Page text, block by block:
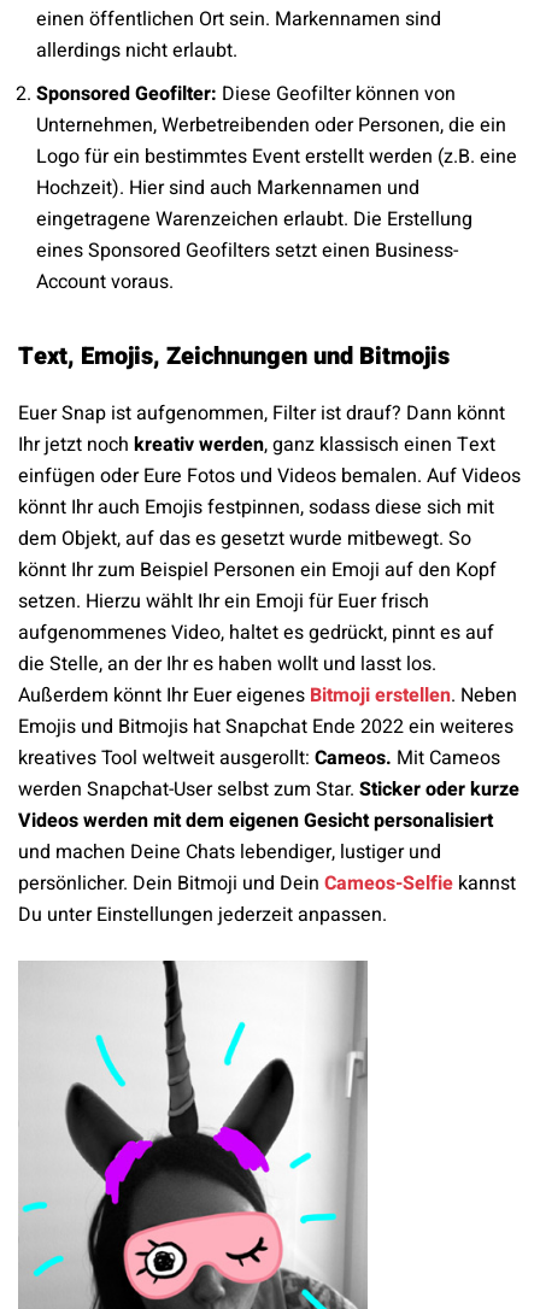
einen öffentlichen Ort sein. Markennamen sind
allerdings nicht erlaubt.
Sponsored Geofilter: Diese Geofilter können von
Unternehmen, Werbetreibenden oder Personen, die ein
Logo für ein bestimmtes Event erstellt werden (z.B. eine
Hochzeit). Hier sind auch Markennamen und
eingetragene Warenzeichen erlaubt. Die Erstellung
eines Sponsored Geofilters setzt einen Business-
Account voraus.
Text, Emojis, Zeichnungen und Bitmojis
Euer Snap ist aufgenommen, Filter ist drauf? Dann könnt
Ihr jetzt noch kreativ werden, ganz klassisch einen Text
einfügen oder Eure Fotos und Videos bemalen. Auf Videos
könnt Ihr auch Emojis festpinnen, sodass diese sich mit
dem Objekt, auf das es gesetzt wurde mitbewegt. So
könnt Ihr zum Beispiel Personen ein Emoji auf den Kopf
setzen. Hierzu wählt Ihr ein Emoji für Euer frisch
aufgenommenes Video, haltet es gedrückt, pinnt es auf
die Stelle, an der Ihr es haben wollt und lasst los.
Außerdem könnt Ihr Euer eigenes Bitmoji erstellen. Neben
Emojis und Bitmojis hat Snapchat Ende 2022 ein weiteres
kreatives Tool weltweit ausgerollt: Cameos. Mit Cameos
werden Snapchat-User selbst zum Star. Sticker oder kurze
Videoswerden mit dem eigenen Gesicht personalisiert
und machen Deine Chats lebendiger, lustiger und
persönlicher. Dein Bitmoji und Dein Cameos-Selfie kannst
Du unter Einstellungen jederzeit anpassen.